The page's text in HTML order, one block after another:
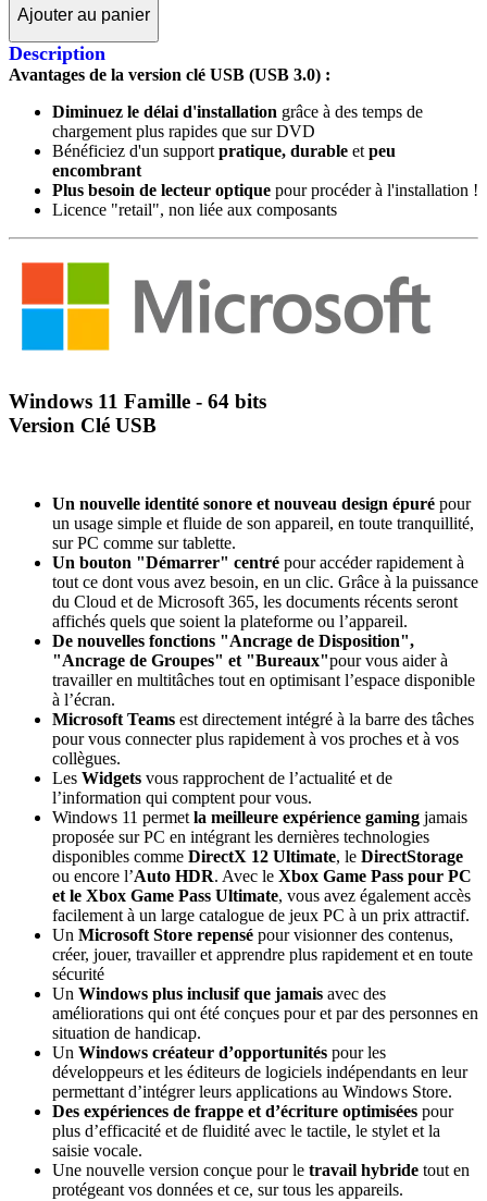
Ajouter au panier
Description
Avantages de la version clé USB (USB 3.0) :
Diminuez le délai d'installation grâce à des temps de
chargement plus rapides que sur DVD
Bénéficiez d'un support pratique, durable et peu
encombrant
Plus besoin de lecteur optique pour procéder à l'installation !
Licence "retail", non liée aux composants
Windows 11 Famille - 64 bits
Version Clé USB
Un nouvelle identité sonore et nouveau design épuré pour
un usage simple et fluide de son appareil, en toute tranquillité,
sur PC comme sur tablette.
Un bouton "Démarrer" centré pour accéder rapidement à
tout ce dont vous avez besoin, en un clic. Grâce à la puissance
du Cloud et de Microsoft 365, les documents récents seront
affichés quels que soient la plateforme ou l’appareil.
De nouvelles fonctions "Ancrage de Disposition",
"Ancrage de Groupes" et "Bureaux"pour vous aider à
travailler en multitâches tout en optimisant l’espace disponible
à l’écran.
Microsoft Teams est directement intégré à la barre des tâches
pour vous connecter plus rapidement à vos proches et à vos
collègues.
Les Widgets vous rapprochent de l’actualité et de
l’information qui comptent pour vous.
Windows 11 permetla meilleure expérience gaming jamais
proposée sur PC en intégrant les dernières technologies
disponibles comme DirectX 12 Ultimate, le DirectStorage
ou encore l’Auto HDR. Avec le Xbox Game Pass pour PC
et le Xbox Game Pass Ultimate, vous avez également accès
facilement à un large catalogue de jeux PC à un prix attractif.
Un Microsoft Store repensé pour visionner des contenus,
créer, jouer, travailler et apprendre plus rapidement et en toute
sécurité
Un Windows plus inclusif que jamais avec des
améliorations qui ont été conçues pour et par des personnes en
situation de handicap.
Un Windows créateur d’opportunités pour les
développeurs et les éditeurs de logiciels indépendants en leur
permettant d’intégrer leurs applications au Windows Store.
Des expériences de frappe et d’écriture optimisées pour
plus d’efficacité et de fluidité avec le tactile, le stylet et la
saisie vocale.
Une nouvelle version conçue pour le travail hybride tout en
protégeant vos données et ce, sur tous les appareils.